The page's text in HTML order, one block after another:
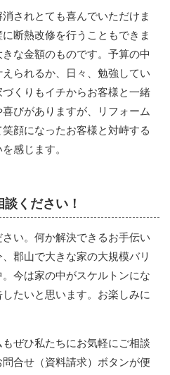
されとても喜んでいただけま
断熱改修を行うこともできま
な金額のものです。予算の中
られるか、日々、勉強してい
くりもイチからお客様と一緒
びがありますが、リフォーム
顔になったお客様と対峙する
感じます。
ください！
い。何か解決できるお手伝い
郡山で大きな家の大規模バリ
今は家の中がスケルトンにな
たいと思います。お楽しみに
ぜひ私たちにお気軽にご相談
合せ（資料請求）ボタンが便